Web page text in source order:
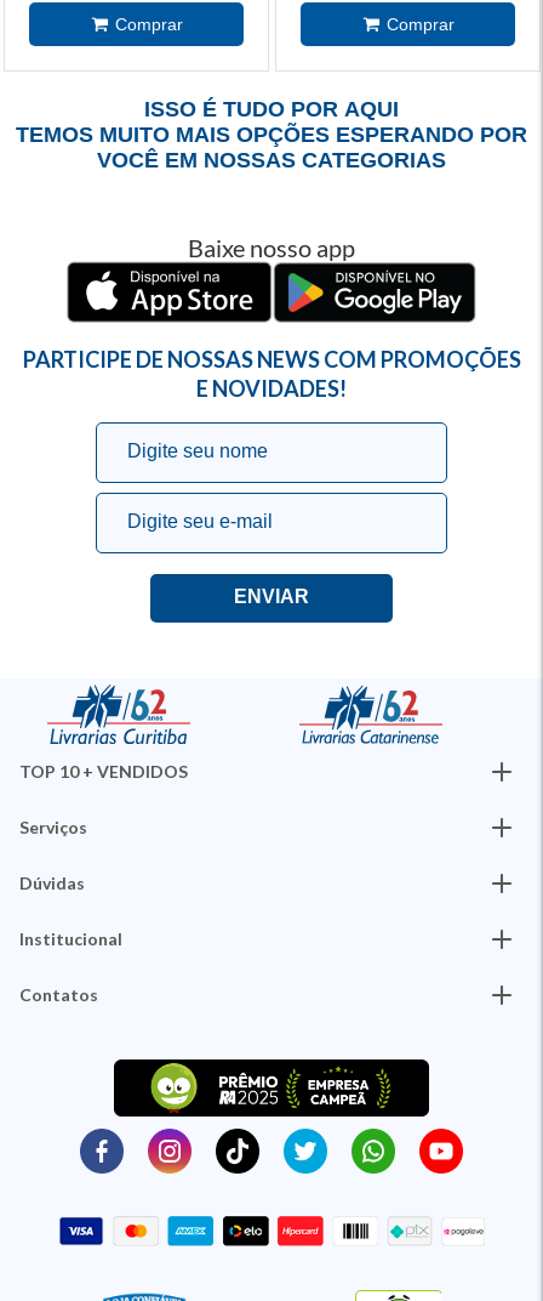
ISSO É TUDO POR AQUI
TEMOS MUITO MAIS OPÇÕES ESPERANDO POR
VOCÊ EM NOSSAS CATEGORIAS
Baixe nosso app
PARTICIPE DE NOSSAS NEWS COM PROMOÇÕES
E NOVIDADES!
TOP 10 + VENDIDOS
Serviços
Dúvidas
Institucional
Contatos